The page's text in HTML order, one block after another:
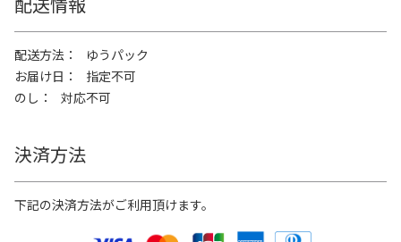
配送方法
ゆうパック
お届け日
指定不可
のし
対応不可
決済方法
下記の決済方法がご利用頂けます。